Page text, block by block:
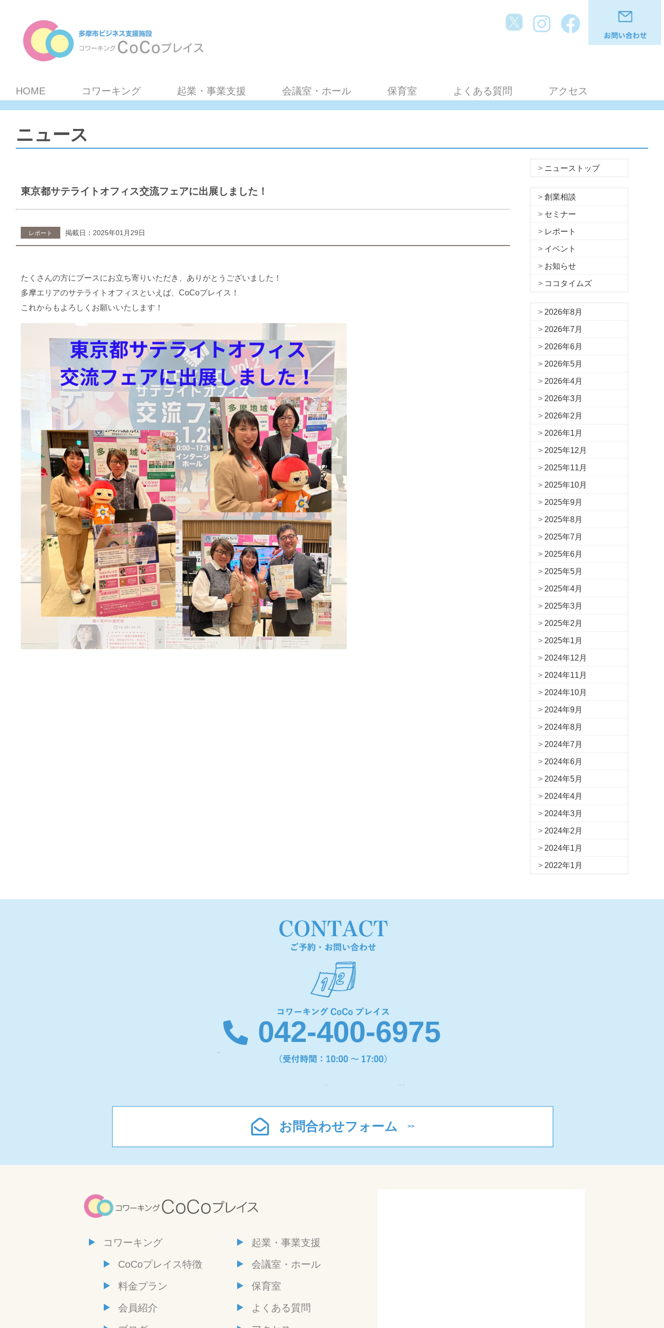
HOME コワーキング 起業・事業支援 会議室・ホール 保育室 よくある質問 アクセス
ニュース
東京都サテライトオフィス交流フェアに出展しました！
レポート 掲載日：2025年01月29日
たくさんの方にブースにお立ち寄りいただき、ありがとうございました！
多摩エリアのサテライトオフィスといえば、CoCoプレイス！
これからもよろしくお願いいたします！
ニューストップ
創業相談
セミナー
レポート
イベント
お知らせ
ココタイムズ
2026年8月
2026年7月
2026年6月
2026年5月
2026年4月
2026年3月
2026年2月
2026年1月
2025年12月
2025年11月
2025年10月
2025年9月
2025年8月
2025年7月
2025年6月
2025年5月
2025年4月
2025年3月
2025年2月
2025年1月
2024年12月
2024年11月
2024年10月
2024年9月
2024年8月
2024年7月
2024年6月
2024年5月
2024年4月
2024年3月
2024年2月
2024年1月
2022年1月
042-400-6975
お問合わせフォーム
コワーキング
CoCoプレイス特徴
料金プラン
会員紹介
起業・事業支援
会議室・ホール
保育室
よくある質問